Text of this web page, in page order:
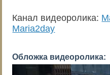
Канал видеоролика:
Maria2day
Обложка видеоролика: